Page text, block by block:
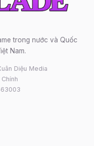
trong nước và Quốc
Nam.
Diệu Media